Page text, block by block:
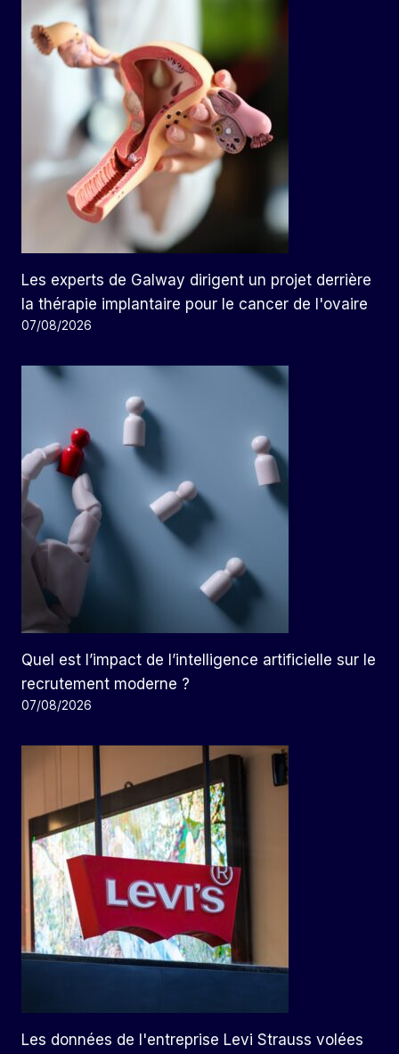
Les experts de Galway dirigent un projet derrière
la thérapie implantaire pour le cancer de l'ovaire
07/08/2026
Quel est l’impact de l’intelligence artificielle sur le
recrutement moderne ?
07/08/2026
Les données de l'entreprise Levi Strauss volées